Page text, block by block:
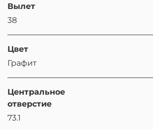
Вылет
38
Цвет
Графит
Центральное
отверстие
73.1